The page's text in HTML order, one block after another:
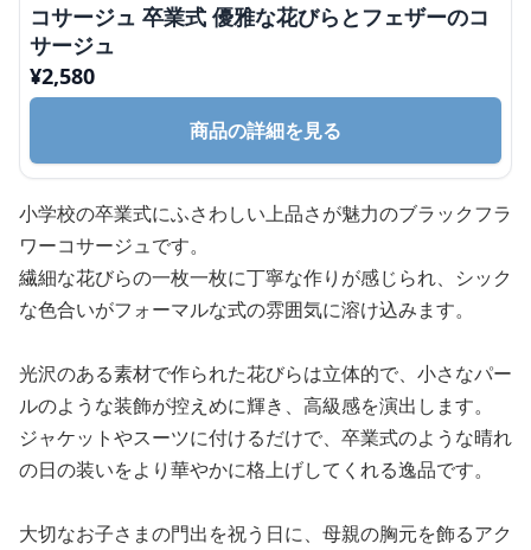
コサージュ 卒業式 優雅な花びらとフェザーのコ
サージュ
¥2,580
商品の詳細を見る
小学校の卒業式にふさわしい上品さが魅力のブラックフラ
ワーコサージュです。
繊細な花びらの一枚一枚に丁寧な作りが感じられ、シック
な色合いがフォーマルな式の雰囲気に溶け込みます。
光沢のある素材で作られた花びらは立体的で、小さなパー
ルのような装飾が控えめに輝き、高級感を演出します。
ジャケットやスーツに付けるだけで、卒業式のような晴れ
の日の装いをより華やかに格上げしてくれる逸品です。
大切なお子さまの門出を祝う日に、母親の胸元を飾るアク